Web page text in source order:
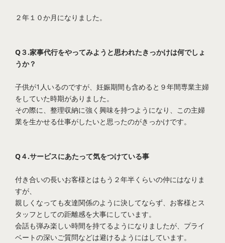
２年１０か月になりました。
Q３.家事代行をやってみようと思われたきっかけは何でしょ
うか？
子供が1人いるのですが、妊娠期間も含めると９年間専業主婦
をしていた時期がありました。
その際に、整理収納に強く興味を持つようになり、この主婦
業を生かせる仕事がしたいと思ったのがきっかけです。
Q４.サービスにあたって気をつけている事
付き合いの長いお客様とはもう２年半くらいの仲にはなりま
すが、
親しくなっても友達関係のように決してならず、お客様とス
タッフとしての距離感を大事にしています。
会話も弾み楽しい時間を持てるようになりましたが、プライ
ベートの深いご質問などは避けるようにはしています。